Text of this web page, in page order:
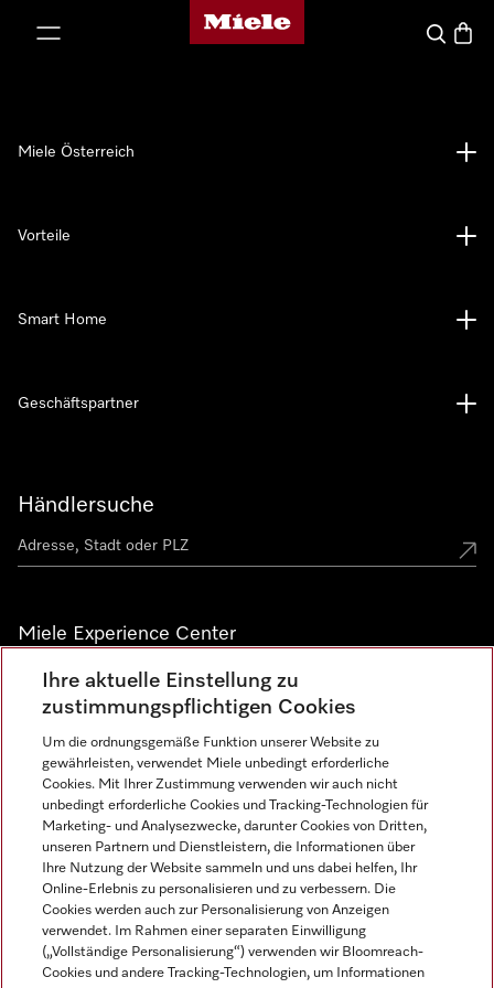
Miele-Homepage
Suche
Händlersuche
Miele Experience Center
Alle Miele Experience Center anzeigen
Newsletter
Miele Österreich
Vorteile
Smart Home
Geschäftspartner
Miele auf Instagram
Miele auf Facebook
Miele auf Youtube
Ihre aktuelle Einstellung zu
zustimmungspflichtigen Cookies
Um die ordnungsgemäße Funktion unserer Website zu
gewährleisten, verwendet Miele unbedingt erforderliche
Cookies. Mit Ihrer Zustimmung verwenden wir auch nicht
unbedingt erforderliche Cookies und Tracking-Technologien für
Marketing- und Analysezwecke, darunter Cookies von Dritten,
unseren Partnern und Dienstleistern, die Informationen über
Ihre Nutzung der Website sammeln und uns dabei helfen, Ihr
Online-Erlebnis zu personalisieren und zu verbessern. Die
Cookies werden auch zur Personalisierung von Anzeigen
verwendet. Im Rahmen einer separaten Einwilligung
(„Vollständige Personalisierung“) verwenden wir Bloomreach-
Cookies und andere Tracking-Technologien, um Informationen